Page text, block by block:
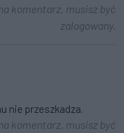
komentarz, musisz być
zalogowany.
nie przeszkadza.
komentarz, musisz być